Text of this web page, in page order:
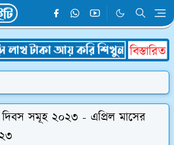
দিবস সমূহ ২০২৩ - এপ্রিল মাসের